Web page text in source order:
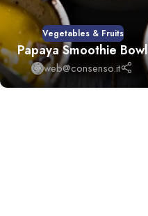
Vegetables & Fruits
Papaya Smoothie Bowl
web@consenso.it